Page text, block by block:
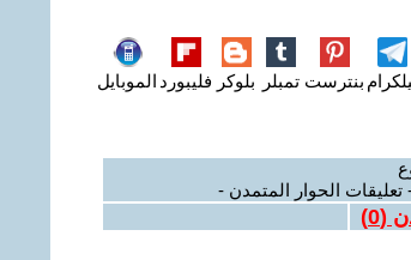
بنترست تمبلر بلوكر فليبورد الموبايل
الحوار المتمدن -
(
0
)